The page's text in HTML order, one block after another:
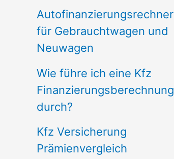
Autofinanzierungsrechner
für Gebrauchtwagen und
Neuwagen
Wie führe ich eine Kfz
Finanzierungsberechnung
durch?
Kfz Versicherung
Prämienvergleich